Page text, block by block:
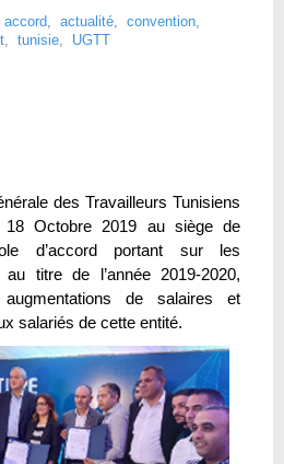
accord, actualité, convention,
, tunisie, UGTT
des Travailleurs Tunisiens
Octobre 2019 au siège de
d’accord portant sur les
titre de l’année 2019-2020,
de salaires et
salariés de cette entité.